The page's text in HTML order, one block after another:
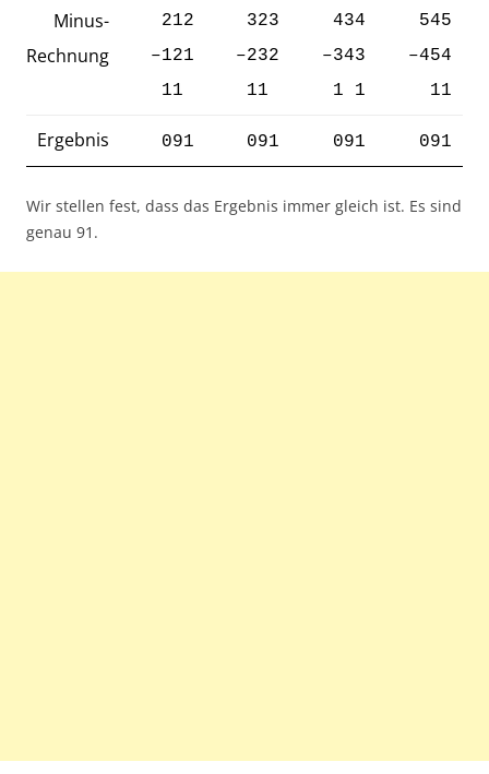
Minus-
Rechnung
212
–121
11
323
–232
11
434
–343
1 1
545
–454
11
Ergebnis 091 091 091 091
Wir stellen fest, dass das Ergebnis immer gleich ist. Es sind
genau 91.